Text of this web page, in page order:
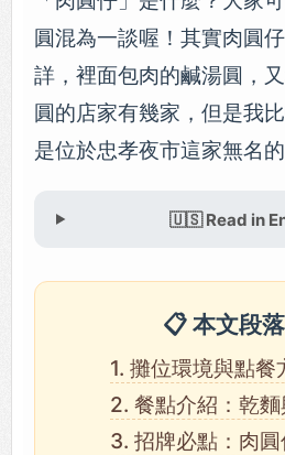
圓混為一談喔！其實肉圓
詳，裡面包肉的鹹湯圓，
圓的店家有幾家，但是我
是位於忠孝夜市這家無名的
🇺🇸 Read in
📋 本文段
1. 攤位環境與點餐
2. 餐點介紹：乾
3. 招牌必點：肉